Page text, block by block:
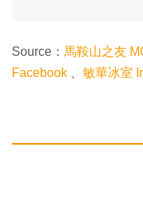
Source： 馬鞍山之友
Facebook
敏華冰室